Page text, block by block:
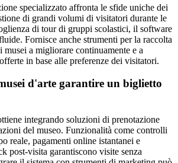
specializzato affronta le sfide uniche dei
di grandi volumi di visitatori durante le
di tour di gruppi scolastici, il software
Fornisce anche strumenti per la raccolta
a migliorare continuamente e a
in base alle preferenze dei visitatori.
d'arte garantire un biglietto
integrando soluzioni di prenotazione
del museo. Funzionalità come controlli
reale, pagamenti online istantanei e
post-visita garantiscono visite senza